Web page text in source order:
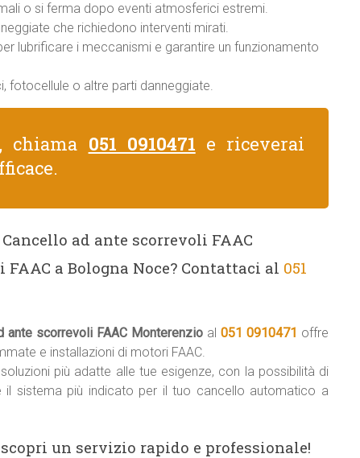
o si ferma dopo eventi atmosferici estremi.
che richiedono interventi mirati.
lubrificare i meccanismi e garantire un funzionamento
fotocellule o altre parti danneggiate.
chiama 051 0910471 e riceverai
ad ante scorrevoli FAAC
a Bologna Noce? Contattaci al 051
ante scorrevoli FAAC Monterenzio al 051 0910471 offre
e installazioni di motori FAAC.
più adatte alle tue esigenze, con la possibilità di
il sistema più indicato per il tuo cancello automatico a
scopri un servizio rapido e professionale!